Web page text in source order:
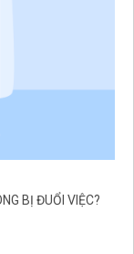
BỊ ĐUỔI VIỆC?